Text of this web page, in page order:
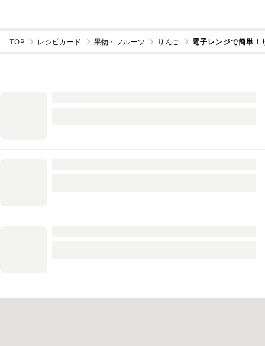
TOP レシピカード 果物・フルーツ りんご 電子レンジで簡単！